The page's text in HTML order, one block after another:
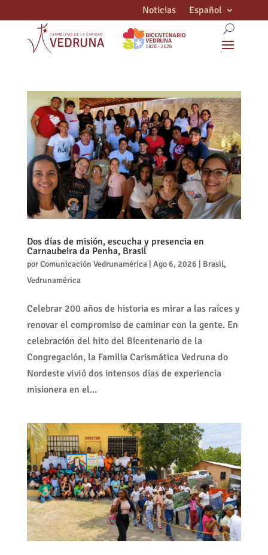
Noticias Español
Dos días de misión, escucha y presencia en
Carnaubeira da Penha, Brasil
porComunicación Vedrunamérica| Ago 6, 2026 Brasil,
Vedrunamérica
Celebrar 200 años de historia es mirar a las raíces y
renovar el compromiso de caminar con la gente. En
celebración del hito del Bicentenario de la
Congregación, la Familia Carismática Vedruna do
Nordeste vivió dos intensos días de experiencia
misionera en el...